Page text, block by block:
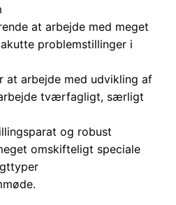
at arbejde med meget
problemstillinger i
at arbejde med udvikling af
tværfagligt, særligt
og robust
omskifteligt speciale